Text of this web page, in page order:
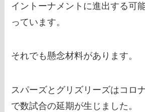
イントーナメントに進出する可
っています。
それでも懸念材料があります。
スパーズとグリズリーズはコロ
で数試合の延期が生じました。